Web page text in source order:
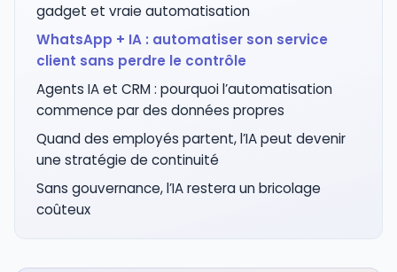
gadget et vraie automatisation
WhatsApp + IA : automatiser son service
client sans perdre le contrôle
Agents IA et CRM : pourquoi l’automatisation
commence par des données propres
Quand des employés partent, l’IA peut devenir
une stratégie de continuité
Sans gouvernance, l’IA restera un bricolage
coûteux